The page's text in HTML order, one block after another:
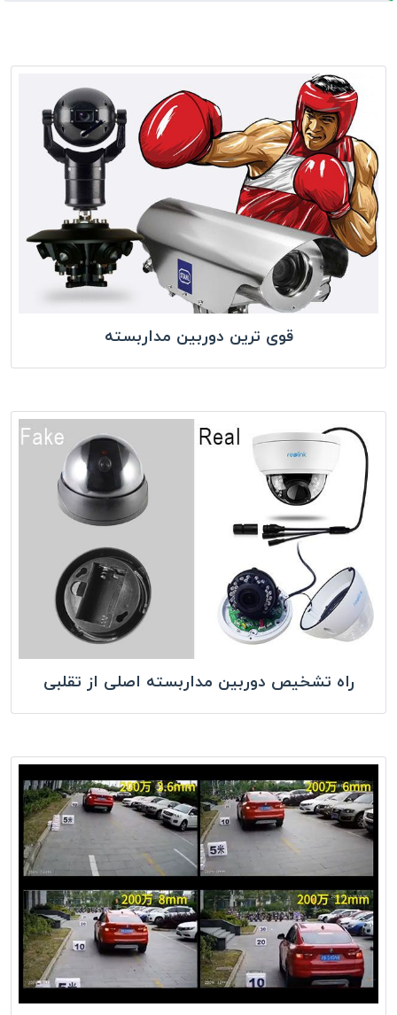
قوی ترین دوربین مداربسته
راه تشخیص دوربین مداربسته اصلی از تقلبی